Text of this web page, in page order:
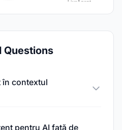
Questions
în contextul
pentru AI față de